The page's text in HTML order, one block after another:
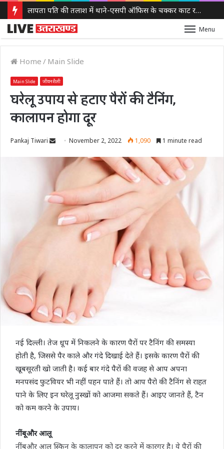
लापता पति की तलाश में थाने-एसपी ऑफिस के चक्कर काट रही नवविवाहिता, ससुराल वालों पर गंभीर आरोप
Menu
Home / Main Slide
Main Slide जीवनशैली
घरेलू उपाय से हटाए पैरों की टैनिंग,
कालापन होगा दूर
Pankaj Tiwari
Send
email
November 2, 2022 1,090 1 minute read
नई दिल्ली। तेज धूप में निकलने के कारण पैरों पर टैनिंग की समस्या
होती है, जिससे पैर काले और गंदे दिखाई देते हैं। इसके कारण पैरों की
खूबसूरती खो जाती है। कई बार गंदे पैरों की वजह से आप अपना
मनपसंद फुटवियर भी नहीं पहन पाते हैं। तो आप पैरो की टैनिंग से राहत
पाने के लिए इन घरेलू नुस्खों को आजमा सकते हैं। आइए जानते हैं, टैन
को कम करने के उपाय।
नींबूऔर आलू
नींबूऔर आलू स्किन के कालापन को दूर करने में कारगर है। ये पैरों की